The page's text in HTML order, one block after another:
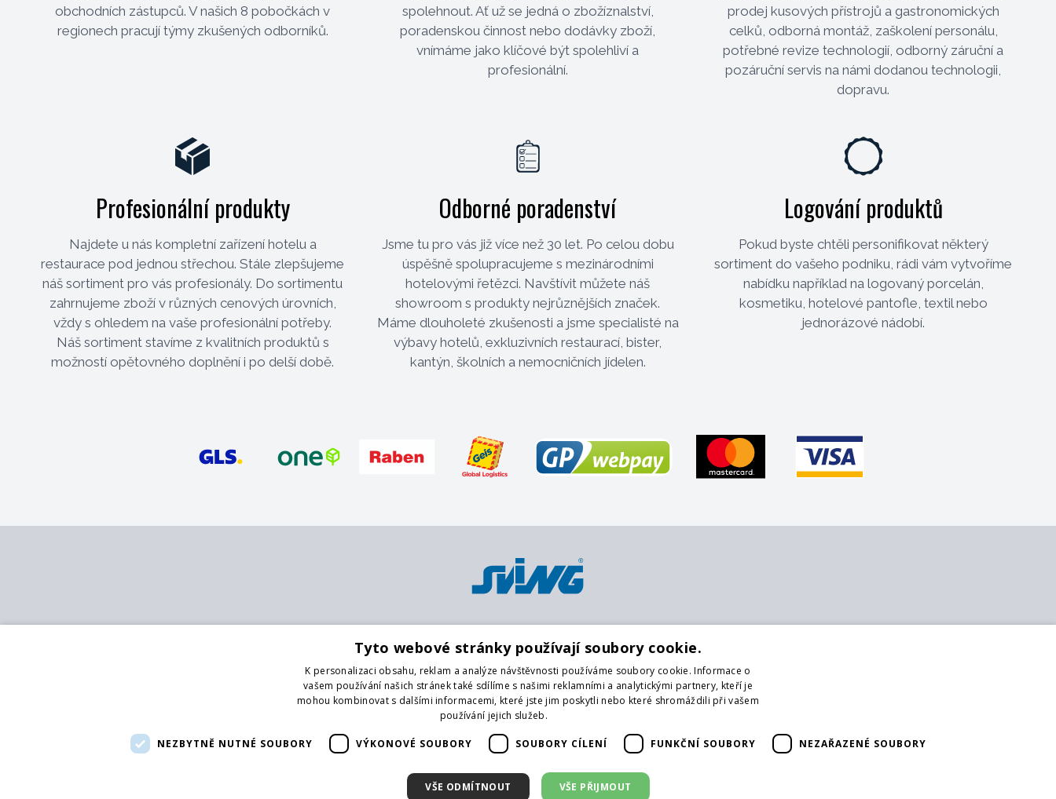
obchodních zástupců. V našich 8 pobočkách v
regionech pracují týmy zkušených odborníků.
spolehnout. Ať už se jedná o zbožíznalství,
poradenskou činnost nebo dodávky zboží,
vnímáme jako klíčové být spolehliví a
profesionální.
prodej kusových přístrojů a gastronomických
celků, odborná montáž, zaškolení personálu,
potřebné revize technologií, odborný záruční a
pozáruční servis na námi dodanou technologii,
dopravu.
Profesionální produkty
Najdete u nás kompletní zařízení hotelu a
restaurace pod jednou střechou. Stále zlepšujeme
náš sortiment pro vás profesionály. Do sortimentu
zahrnujeme zboží v různých cenových úrovních,
vždy s ohledem na vaše profesionální potřeby.
Náš sortiment stavíme z kvalitních produktů s
možností opětovného doplnění i po delší době.
Odborné poradenství
Jsme tu pro vás již více než 30 let. Po celou dobu
úspěšně spolupracujeme s mezinárodními
hotelovými řetězci. Navštívit můžete náš
showroom s produkty nejrůznějších značek.
Máme dlouholeté zkušenosti a jsme specialisté na
výbavy hotelů, exkluzivních restaurací, bister,
kantýn, školních a nemocničních jídelen.
Logování produktů
Pokud byste chtěli personifikovat některý
sortiment do vašeho podniku, rádi vám vytvoříme
nabídku například na logovaný porcelán,
kosmetiku, hotelové pantofle, textil nebo
jednorázové nádobí.
info@svingshop.cz
Platba předem na účet
Hotově
Praha 9
Praha 4
Brno
Liberec
Hradec Králové
Karlovy Vary
O nás
Obchodní podmínky
Tyto webové stránky používají soubory cookie.
K personalizaci obsahu, reklam a analýze návštěvnosti používáme soubory cookie. Informace o
vašem používání našich stránek také sdílíme s našimi reklamními a analytickými partnery, kteří je
mohou kombinovat s dalšími informacemi, které jste jim poskytli nebo které shromáždili při vašem
používání jejich služeb.
NEZBYTNĚ NUTNÉ SOUBORY VÝKONOVÉ SOUBORY SOUBORY CÍLENÍ FUNKČNÍ SOUBORY NEZAŘAZENÉ SOUBORY
VŠE PŘIJMOUT
VŠE ODMÍTNOUT